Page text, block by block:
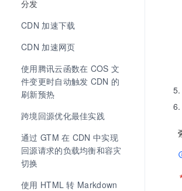
分发
CDN 加速下载
CDN 加速网页
使用腾讯云函数在 COS 文
件变更时自动触发 CDN 的
刷新预热
跨境回源优化最佳实践
通过 GTM 在 CDN 中实现
回源请求的负载均衡和容灾
切换
使用 HTML 转 Markdown